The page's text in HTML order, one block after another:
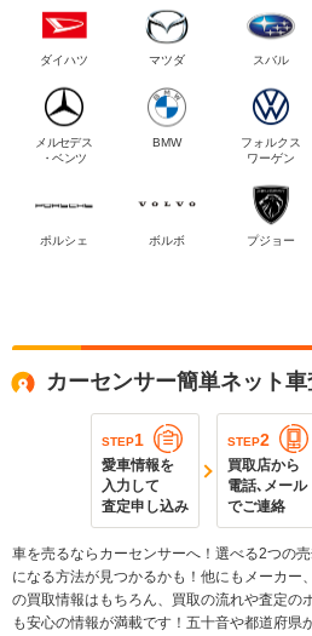
ダイハツ マツダ スバル
メルセデス
・ベンツ
BMW
フォルクス
ワーゲン
ポルシェ ボルボ プジョー
カーセンサー簡単ネット
STEP1
愛車情報を
入力して
査定申し込み
STEP2
買取店から
電話､メール
でご連絡
車を売るならカーセンサーへ！選べる2つの
になる方法が見つかるかも！他にもメーカー
の買取情報はもちろん、買取の流れや査定の
も安心の情報が満載です！五十音や都道府県